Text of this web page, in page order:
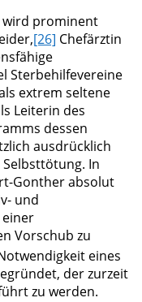
wird prominent
[26] Chefärztin
Sterbehilfevereine
extrem seltene
Leiterin des
dessen
ausdrücklich
In
Gonther absolut
und
Vorschub zu
eines
der zurzeit
zu werden.